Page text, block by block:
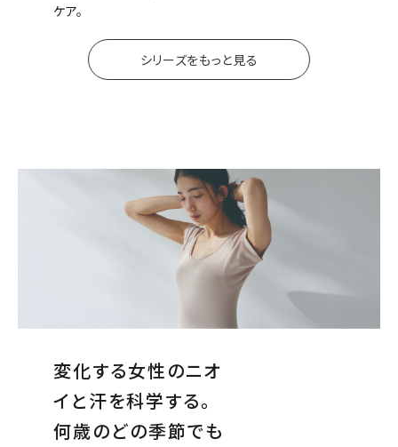
ケア。
シリーズをもっと見る
変化する女性のニオ
イと汗を科学する。
何歳のどの季節でも